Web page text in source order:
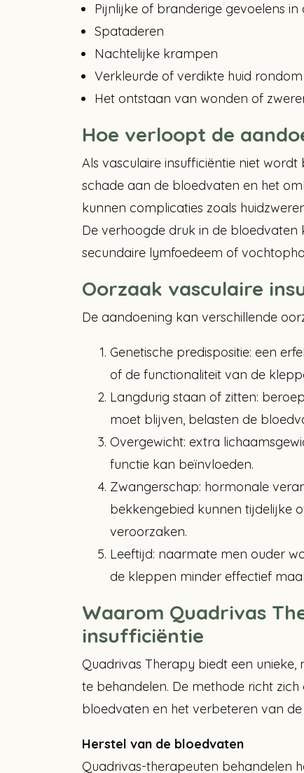
Pijnlijke of branderige gevoelens in
Spataderen
Nachtelijke krampen
Verkleurde of verdikte huid
Het ontstaan van wonden of
Hoe verloopt de
Als vasculaire insufficiëntie niet
schade aan de bloedvaten en het
kunnen complicaties zoals
De verhoogde druk in de
secundaire lymfoedeem of
Oorzaak vasculaire
De aandoening kan verschillende
Genetische predispositie: een
of de functionaliteit van de
Langdurig staan of zitten:
moet blijven, belasten de
Overgewicht: extra
functie kan beïnvloeden.
Zwangerschap: hormonale
bekkengebied kunnen tijdelijke
veroorzaken.
Leeftijd: naarmate men ouder
de kleppen minder effectief
Waarom Quadrivas
insufficiëntie
Quadrivas Therapy biedt een
te behandelen. De methode richt
bloedvaten en het verbeteren van
Herstel van de bloedvaten
Quadrivas-therapeuten behandelen